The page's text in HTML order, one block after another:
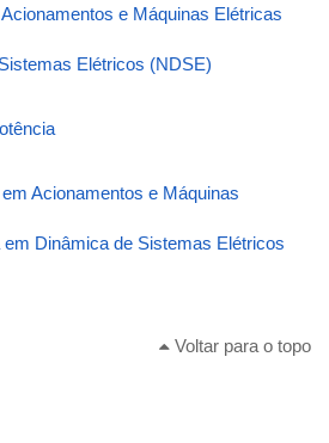
e Máquinas Elétricas
Elétricos (NDSE)
Acionamentos e Máquinas
Dinâmica de Sistemas Elétricos
Voltar para o topo